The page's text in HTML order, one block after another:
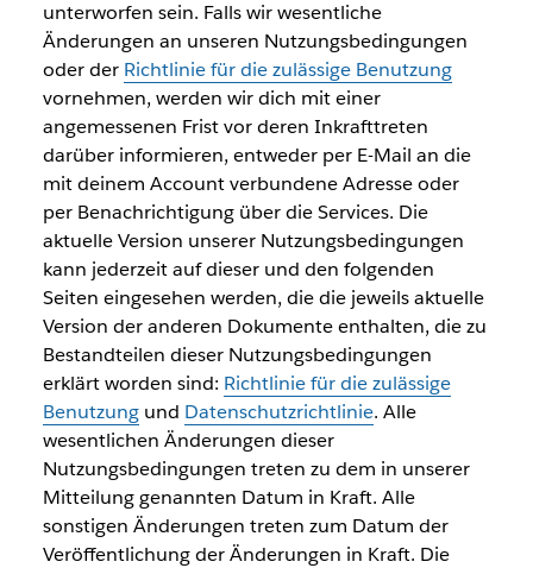
unterworfen sein. Falls wir wesentliche
Änderungen an unseren Nutzungsbedingungen
oder der Richtlinie für die zulässige Benutzung
vornehmen, werden wir dich mit einer
angemessenen Frist vor deren Inkrafttreten
darüber informieren, entweder per E-Mail an die
mit deinem Account verbundene Adresse oder
per Benachrichtigung über die Services. Die
aktuelle Version unserer Nutzungsbedingungen
kann jederzeit auf dieser und den folgenden
Seiten eingesehen werden, die die jeweils aktuelle
Version der anderen Dokumente enthalten, die zu
Bestandteilen dieser Nutzungsbedingungen
erklärt worden sind: Richtlinie für die zulässige
Benutzungund Datenschutzrichtlinie. Alle
wesentlichen Änderungen dieser
Nutzungsbedingungen treten zu dem in unserer
Mitteilung genannten Datum in Kraft. Alle
sonstigen Änderungen treten zum Datum der
Veröffentlichung der Änderungen in Kraft. Die